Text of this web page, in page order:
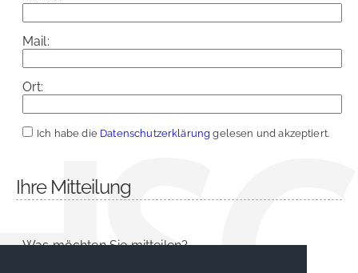
Mail:
Ort:
Ich habe die Datenschutzerklärung gelesen und akzeptiert.
Ihre Mitteilung
Was möchten Sie mitteilen?